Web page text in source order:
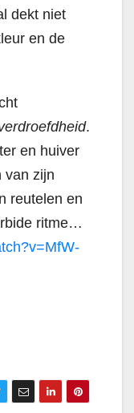
dekt niet
en de
.
en huiver
van zijn
reutelen en
ritme…